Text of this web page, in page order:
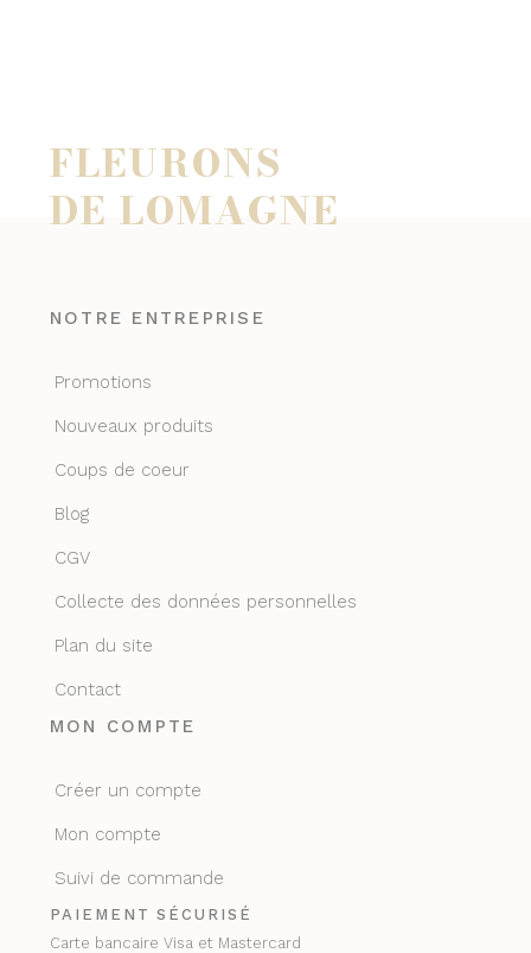
FLEURONS
DE LOMAGNE
NOTRE ENTREPRISE
Promotions
Nouveaux produits
Coups de coeur
Blog
CGV
Collecte des données personnelles
Plan du site
Contact
MON COMPTE
Créer un compte
Mon compte
Suivi de commande
PAIEMENT SÉCURISÉ
Carte bancaire Visa et Mastercard